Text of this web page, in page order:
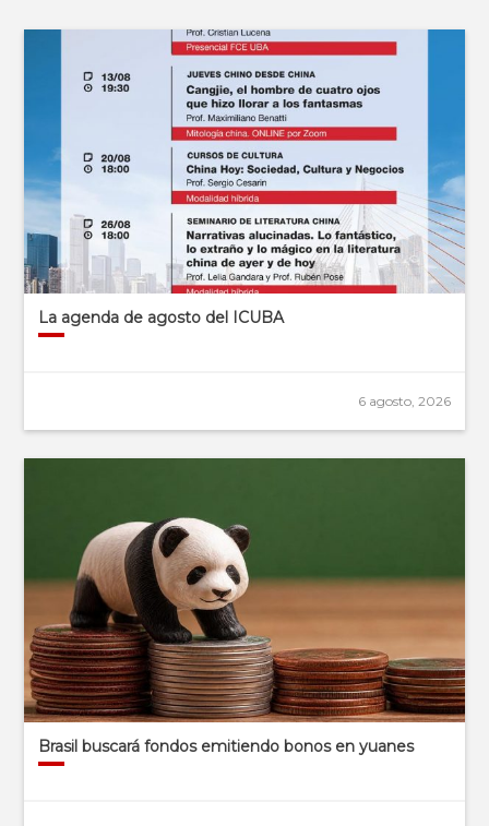
La agenda de agosto del ICUBA
6 agosto, 2026
Brasil buscará fondos emitiendo bonos en yuanes